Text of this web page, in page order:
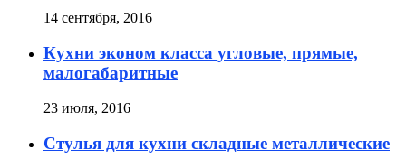
14 сентября, 2016
Кухни эконом класса угловые, прямые,
малогабаритные
23 июля, 2016
Стулья для кухни складные металлические